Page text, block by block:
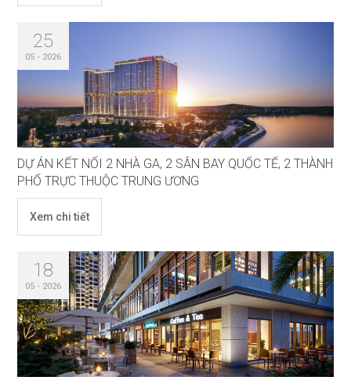
25
05 - 2026
DỰ ÁN KẾT NỐI 2 NHÀ GA, 2 SÂN BAY QUỐC TẾ, 2 THÀNH
PHỐ TRỰC THUỘC TRUNG ƯƠNG
Xem chi tiết
18
05 - 2026